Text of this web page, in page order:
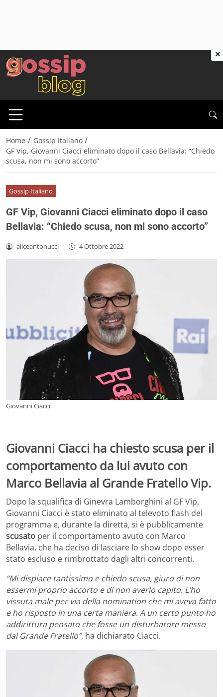
Home / Gossip Italiano /
GF Vip, Giovanni Ciacci eliminato dopo il caso Bellavia: “Chiedo
scusa, non mi sono accorto”
Gossip Italiano
GF Vip, Giovanni Ciacci eliminato dopo il caso
Bellavia: “Chiedo scusa, non mi sono accorto”
aliceantonucci - 4 Ottobre 2022
Giovanni Ciacci
Giovanni Ciacci ha chiesto scusa per il
comportamento da lui avuto con
Marco Bellavia al Grande Fratello Vip.
Dopo la squalifica di Ginevra Lamborghini al GF Vip,
Giovanni Ciacci è stato eliminato al televoto flash del
programma e, durante la diretta, si è pubblicamente
scusato per il comportamento avuto con Marco
Bellavia, che ha deciso di lasciare lo show dopo esser
stato escluso e rimbrottato dagli altri concorrenti.
“Mi dispiace tantissimo e chiedo scusa, giuro di non
essermi proprio accorto e di non averlo capito. L’ho
vissuta male per via della nomination che mi aveva fatto
e ho risposto in una certa maniera. A un certo punto ho
addirittura pensato che fosse un disturbatore messo
dal Grande Fratello”, ha dichiarato Ciacci.
×